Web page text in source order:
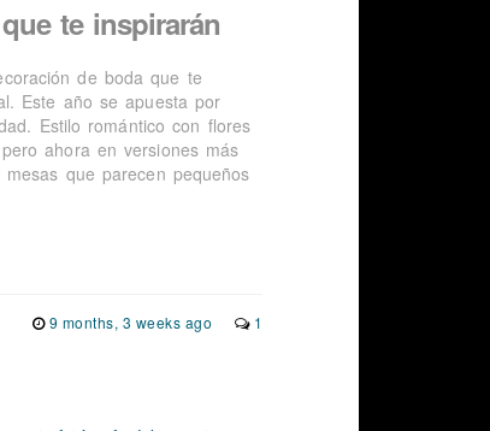
te inspirarán
de boda que te
Este año se apuesta por
Estilo romántico con flores
ahora en versiones más
que parecen pequeños
9 months, 3 weeks ago 1